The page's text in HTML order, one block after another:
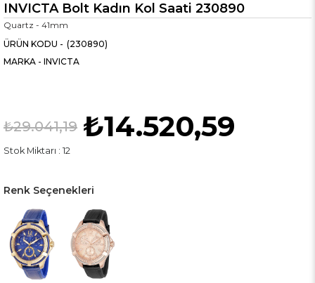
INVICTA Bolt Kadın Kol Saati 230890
Quartz - 41mm
(230890)
MARKA - INVICTA
₺29.041,19 ₺14.520,59
Stok Miktarı : 12
Renk Seçenekleri